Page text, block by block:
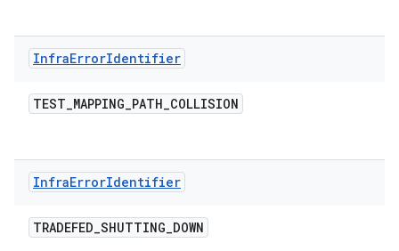
InfraErrorIdentifier
TEST_MAPPING_PATH_COLLISION
InfraErrorIdentifier
TRADEFED_SHUTTING_DOWN